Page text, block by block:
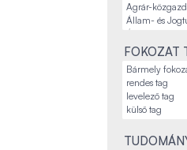
FOKOZAT